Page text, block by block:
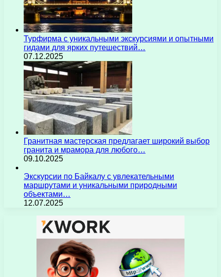
Турфирма с уникальными экскурсиями и опытными
гидами для ярких путешествий…
07.12.2025
Гранитная мастерская предлагает широкий выбор
гранита и мрамора для любого…
09.10.2025
Экскурсии по Байкалу с увлекательными
маршрутами и уникальными природными
объектами…
12.07.2025